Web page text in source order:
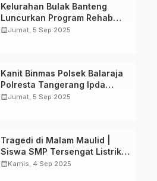
Kelurahan Bulak Banteng
Luncurkan Program Rehab
Rumah Tidak Layak Huni
Surabaya.
calendar_monthJumat, 5 Sep 2025
Kanit Binmas Polsek Balaraja
Polresta Tangerang Ipda
Setiyono Hadiri Peringatan
Masyarakat.
calendar_monthJumat, 5 Sep 2025
Tragedi di Malam Maulid |
Siswa SMP Tersengat Listrik
di Masjid Nurul Islam
calendar_monthKamis, 4 Sep 2025